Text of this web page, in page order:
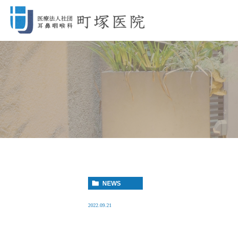
NEWS
2022.09.21